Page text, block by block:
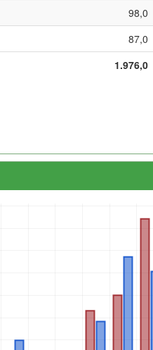
98,0
87,0
1.976,0